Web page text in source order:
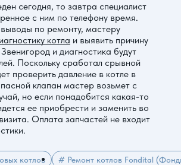
сегодня, то завтра специалист
с ним по телефону время.
по ремонту, мастеру
котла и выявить причину
и диагностика будут
Поскольку сработал срывной
проверить давление в котле в
клапан мастер возьмет с
но если понадобится какая-то
ее приобрести и заменить во
Оплата запчастей не входит
котлов # Ремонт котлов Fondital